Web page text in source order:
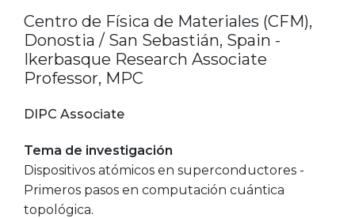
Centro de Física de Materiales (CFM),
Donostia / San Sebastián, Spain -
Ikerbasque Research Associate
Professor, MPC
DIPC Associate
Tema de investigación
Dispositivos atómicos en superconductores -
Primeros pasos en computación cuántica
topológica.